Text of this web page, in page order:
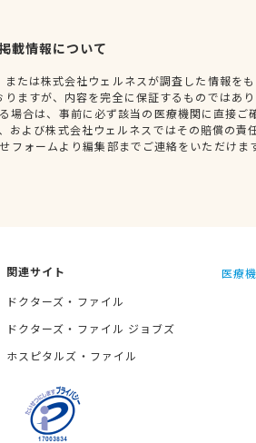
載情報について
たは株式会社ウェルネスが調査した情報を
ますが、内容を完全に保証するものではあ
場合は、事前に必ず該当の医療機関に直接ご
および株式会社ウェルネスではその賠償の責
フォームより編集部までご連絡をいただけま
関連サイト
ドクターズ・ファイル
ドクターズ・ファイル ジョブズ
ホスピタルズ・ファイル
医療